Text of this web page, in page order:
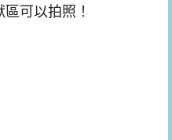
可以拍照！